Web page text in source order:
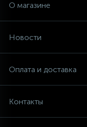
О магазине
Новости
Оплата и доставка
Контакты